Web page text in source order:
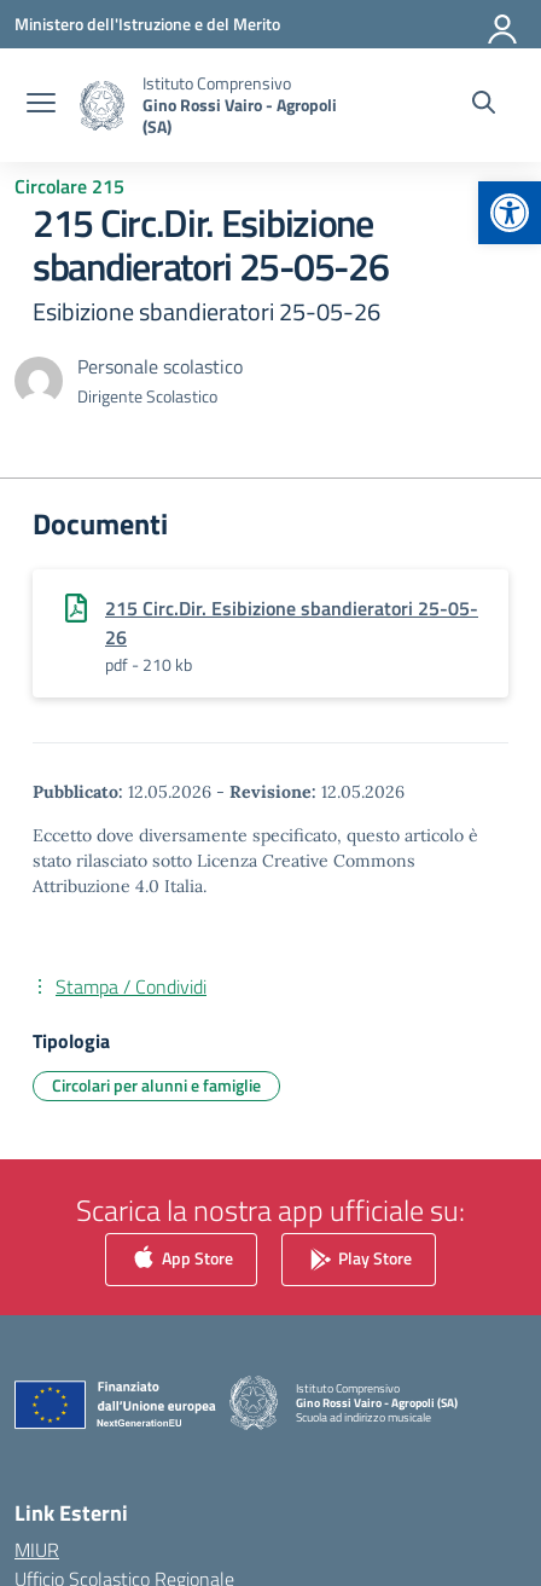
Vai ai contenuti
Vai al menu di navigazione
Vai al footer
Ministero dell'Istruzione e del Merito
Istituto Comprensivo
Gino Rossi Vairo - Agropoli
(SA)
Circolare 215
215 Circ.Dir. Esibizione
sbandieratori 25-05-26
Esibizione sbandieratori 25-05-26
Personale scolastico
Dirigente Scolastico
Documenti
215 Circ.Dir. Esibizione sbandieratori 25-05-
26
pdf - 210 kb
Pubblicato: 12.05.2026 - Revisione: 12.05.2026
Eccetto dove diversamente specificato, questo articolo è
stato rilasciato sotto Licenza Creative Commons
Attribuzione 4.0 Italia.
Stampa / Condividi
Tipologia
Circolari per alunni e famiglie
Scarica la nostra app ufficiale su:
App Store Play Store
Istituto Comprensivo
Gino Rossi Vairo - Agropoli (SA)
Scuola ad indirizzo musicale
Link Esterni
MIUR
Ufficio Scolastico Regionale